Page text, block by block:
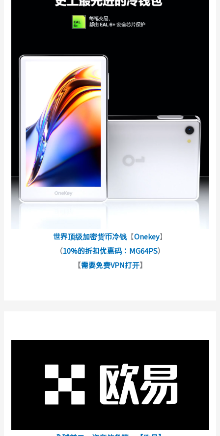
世界顶级加密货币冷钱 【Onekey】
（10%的折扣优惠码：MG64PS）
【需要免费VPN打开】